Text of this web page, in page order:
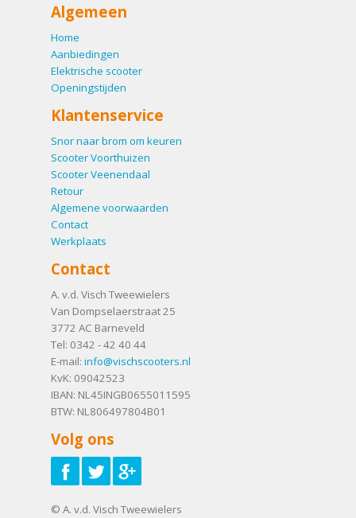
Algemeen
Home
Aanbiedingen
Elektrische scooter
Openingstijden
Klantenservice
Snor naar brom om keuren
Scooter Voorthuizen
Scooter Veenendaal
Retour
Algemene voorwaarden
Contact
Werkplaats
Contact
A. v.d. Visch Tweewielers
Van Dompselaerstraat 25
3772 AC Barneveld
Tel: 0342 - 42 40 44
E-mail: info@vischscooters.nl
KvK: 09042523
IBAN: NL45INGB0655011595
BTW: NL806497804B01
Volg ons
© A. v.d. Visch Tweewielers